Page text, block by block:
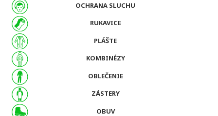
OCHRANA SLUCHU
RUKAVICE
PLÁŠTE
KOMBINÉZY
OBLEČENIE
ZÁSTERY
OBUV